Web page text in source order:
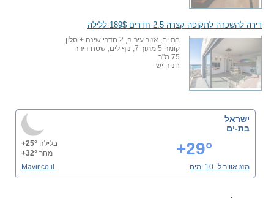
דירה להשכרה לתקופה קצרה 2.5 חדרים 189$ ללילה
בת ים, אזור עיריה, 2 חדרי שינה + סלון
קומה 5 מתוך 7, נוף לים, שטח דירה
75 מ"ר
חניה יש
ישראל
בת-ים
+29° בלילה +25°
מחר +32°
מזג אוויר ל- 10 ימים
Mavir.co.il